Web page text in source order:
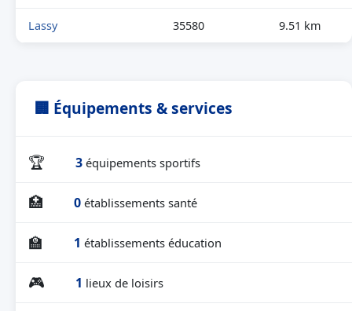
Lassy 35580 9.51 km
🏢 Équipements & services
🏆 3 équipements sportifs
🏥 0 établissements santé
🏫 1 établissements éducation
🎮 1 lieux de loisirs